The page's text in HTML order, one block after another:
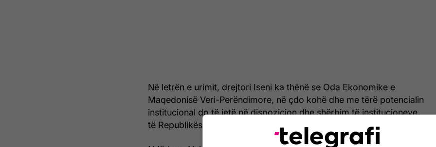
Në letrën e urimit, drejtori Iseni ka thënë se Oda Ekonomike e
Maqedonisë Veri-Perëndimore, në çdo kohë dhe me tërë potencialin
institucional do të jetë në dispozicion dhe shërbim të institucioneve
të Republikës së Kosovës.